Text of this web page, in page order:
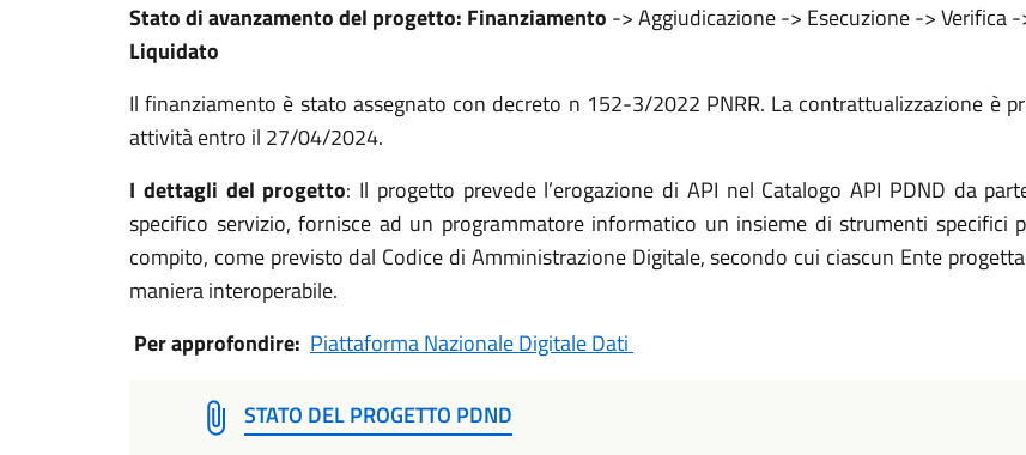
Stato di avanzamento del progetto: Finanziamento -> Aggiudicazione -> Esecuzione -> Verifica
Liquidato
Il finanziamento è stato assegnato con decreto n 152-3/2022 PNRR. La contrattualizzazione è
attività entro il 27/04/2024.
I dettagli del progetto: Il progetto prevede l’erogazione di API nel Catalogo API PDND da
specifico servizio, fornisce ad un programmatore informatico un insieme di strumenti specifici
compito, come previsto dal Codice di Amministrazione Digitale, secondo cui ciascun Ente
maniera interoperabile.
Per approfondire: Piattaforma Nazionale Digitale Dati
STATO DEL PROGETTO PDND